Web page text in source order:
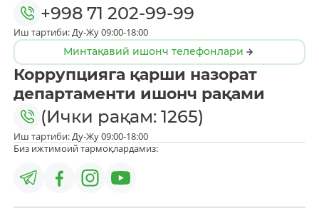
+998 71 202-99-99
Иш тартиби: Ду-Жу 09:00-18:00
Минтақавий ишонч телефонлари
Коррупцияга қарши назорат
департаменти ишонч рақами
(Ички рақам: 1265)
Иш тартиби: Ду-Жу 09:00-18:00
Биз ижтимоий тармоқлардамиз: